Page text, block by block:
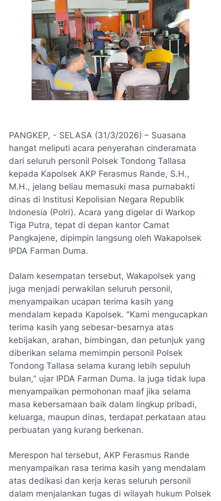
PANGKEP, - SELASA (31/3/2026) – Suasana
hangat meliputi acara penyerahan cinderamata
dari seluruh personil Polsek Tondong Tallasa
kepada Kapolsek AKP Ferasmus Rande, S.H.,
M.H., jelang beliau memasuki masa purnabakti
dinas di Institusi Kepolisian Negara Republik
Indonesia (Polri). Acara yang digelar di Warkop
Tiga Putra, tepat di depan kantor Camat
Pangkajene, dipimpin langsung oleh Wakapolsek
IPDA Farman Duma.
Dalam kesempatan tersebut, Wakapolsek yang
juga menjadi perwakilan seluruh personil,
menyampaikan ucapan terima kasih yang
mendalam kepada Kapolsek. "Kami mengucapkan
terima kasih yang sebesar-besarnya atas
kebijakan, arahan, bimbingan, dan petunjuk yang
diberikan selama memimpin personil Polsek
Tondong Tallasa selama kurang lebih sepuluh
bulan," ujar IPDA Farman Duma. Ia juga tidak lupa
menyampaikan permohonan maaf jika selama
masa kebersamaan baik dalam lingkup pribadi,
keluarga, maupun dinas, terdapat perkataan atau
perbuatan yang kurang berkenan.
Merespon hal tersebut, AKP Ferasmus Rande
menyampaikan rasa terima kasih yang mendalam
atas dedikasi dan kerja keras seluruh personil
dalam menjalankan tugas di wilayah hukum Polsek